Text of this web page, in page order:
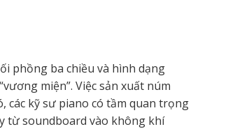
phồng ba chiều và hình dạng
miện”. Việc sản xuất núm
các kỹ sư piano có tầm quan trọng
từ soundboard vào không khí